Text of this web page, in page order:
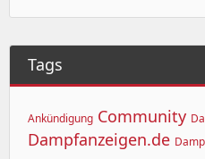
Tags
Ankündigung Community
Dampfanzeigen.de